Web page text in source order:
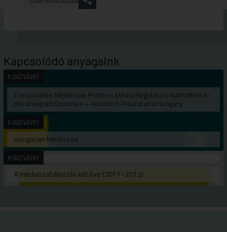
Kapcsolódó anyagaink
KIADVÁNY
Comparative Media Law Practice: Media Regulatory Authorities in
the Visegrad Countries – Volume II: Poland and Hungary
KIADVÁNY
Hungarian Media Law
KIADVÁNY
A médiaszabályozás két éve (2011–2012)